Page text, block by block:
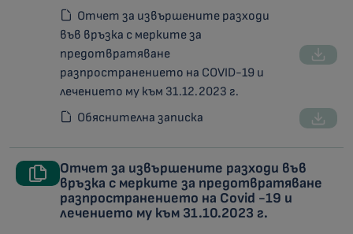
Отчет за извършените разходи
във връзка с мерките за
предотвратяване
разпространението на COVID-19 и
лечението му към 31.12.2023 г.
Обяснителна записка
Отчет за извършените разходи във
връзка с мерките за предотвратяване
разпространението на Covid -19 и
лечението му към 31.10.2023 г.